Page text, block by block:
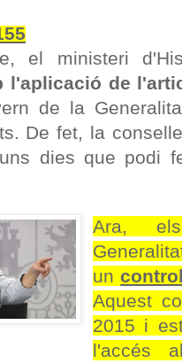
el ministeri
l'aplicació de
de la
De fet, la
dies que podi
Ara,
un
Aquest
2015 i
l'accés